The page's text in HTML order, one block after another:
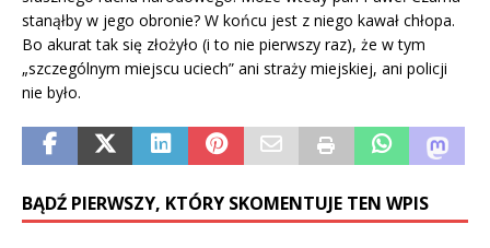
stanąłby w jego obronie? W końcu jest z niego kawał chłopa.
Bo akurat tak się złożyło (i to nie pierwszy raz), że w tym
„szczególnym miejscu uciech” ani straży miejskiej, ani policji
nie było.
BĄDŹ PIERWSZY, KTÓRY SKOMENTUJE TEN WPIS